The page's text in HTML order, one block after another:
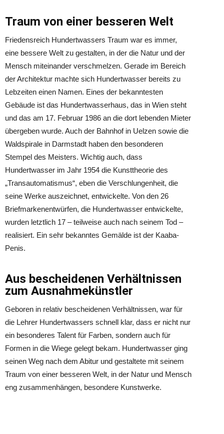
Traum von einer besseren Welt
Friedensreich Hundertwassers Traum war es immer,
eine bessere Welt zu gestalten, in der die Natur und der
Mensch miteinander verschmelzen. Gerade im Bereich
der Architektur machte sich Hundertwasser bereits zu
Lebzeiten einen Namen. Eines der bekanntesten
Gebäude ist das Hundertwasserhaus, das in Wien steht
und das am 17. Februar 1986 an die dort lebenden Mieter
übergeben wurde. Auch der Bahnhof in Uelzen sowie die
Waldspirale in Darmstadt haben den besonderen
Stempel des Meisters. Wichtig auch, dass
Hundertwasser im Jahr 1954 die Kunsttheorie des
„Transautomatismus“, eben die Verschlungenheit, die
seine Werke auszeichnet, entwickelte. Von den 26
Briefmarkenentwürfen, die Hundertwasser entwickelte,
wurden letztlich 17 – teilweise auch nach seinem Tod –
realisiert. Ein sehr bekanntes Gemälde ist der Kaaba-
Penis.
Aus bescheidenen Verhältnissen
zum Ausnahmekünstler
Geboren in relativ bescheidenen Verhältnissen, war für
die Lehrer Hundertwassers schnell klar, dass er nicht nur
ein besonderes Talent für Farben, sondern auch für
Formen in die Wiege gelegt bekam. Hundertwasser ging
seinen Weg nach dem Abitur und gestaltete mit seinem
Traum von einer besseren Welt, in der Natur und Mensch
eng zusammenhängen, besondere Kunstwerke.